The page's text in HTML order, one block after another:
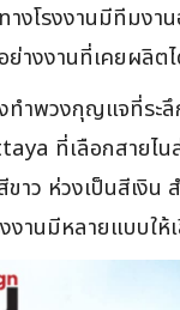
างโรงงานมีทีมงา
างงานที่เคยผลิต
ทำพวงกุญแจที่ระ
ที่เลือกสายไ
ขาว ห่วงเป็นสีเงิน
านมีหลายแบบให้